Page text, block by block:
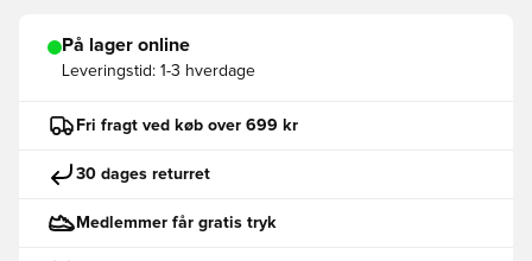
På lager online
Leveringstid: 1-3 hverdage
Fri fragt ved køb over 699 kr
30 dages returret
Medlemmer får gratis tryk